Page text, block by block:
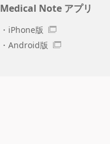
Medical Note アプリ
iPhone版
Android版